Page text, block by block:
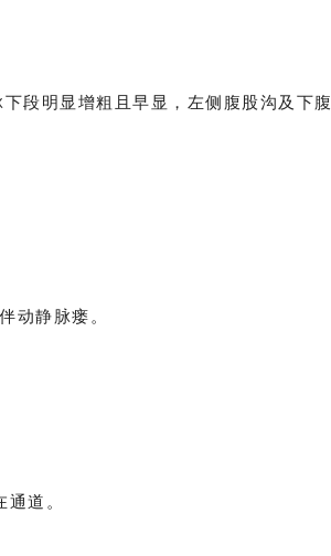
段明显增粗且早显，左侧腹股沟及下腹
动静脉瘘。
道。